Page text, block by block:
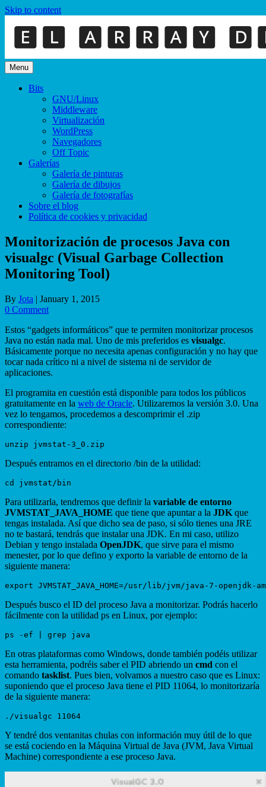
Skip to content
Menu
Bits
GNU/Linux
Middleware
Virtualización
WordPress
Navegadores
Off Topic
Galerías
Galería de pinturas
Galería de dibujos
Galería de fotografías
Sobre el blog
Política de cookies y privacidad
Monitorización de procesos Java con
visualgc (Visual Garbage Collection
Monitoring Tool)
By Jota | January 1, 2015
0 Comment
Estos “gadgets informáticos” que te permiten monitorizar procesos
Java no están nada mal. Uno de mis preferidos es visualgc.
Básicamente porque no necesita apenas configuración y no hay que
tocar nada crítico ni a nivel de sistema ni de servidor de
aplicaciones.
El programita en cuestión está disponible para todos los públicos
gratuitamente en la web de Oracle. Utilizaremos la versión 3.0. Una
vez lo tengamos, procedemos a descomprimir el .zip
correspondiente:
Después entramos en el directorio /bin de la utilidad:
Para utilizarla, tendremos que definir la variable de entorno
JVMSTAT_JAVA_HOME que tiene que apuntar a la JDK que
tengas instalada. Así que dicho sea de paso, si sólo tienes una JRE
no te bastará, tendrás que instalar una JDK. En mi caso, utilizo
Debian y tengo instalada OpenJDK, que sirve para el mismo
menester, por lo que defino y exporto la variable de entorno de la
siguiente manera:
Después busco el ID del proceso Java a monitorizar. Podrás hacerlo
fácilmente con la utilidad ps en Linux, por ejemplo:
En otras plataformas como Windows, donde también podéis utilizar
esta herramienta, podréis saber el PID abriendo un cmd con el
comando tasklist. Pues bien, volvamos a nuestro caso que es Linux:
suponiendo que el proceso Java tiene el PID 11064, lo monitorizaría
de la siguiente manera:
Y tendré dos ventanitas chulas con información muy útil de lo que
se está cociendo en la Máquina Virtual de Java (JVM, Java Virtual
Machine) correspondiente a ese proceso Java.